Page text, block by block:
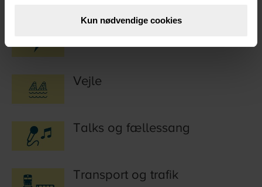
Kun nødvendige cookies
Vejle
Talks og fællessang
Transport og trafik